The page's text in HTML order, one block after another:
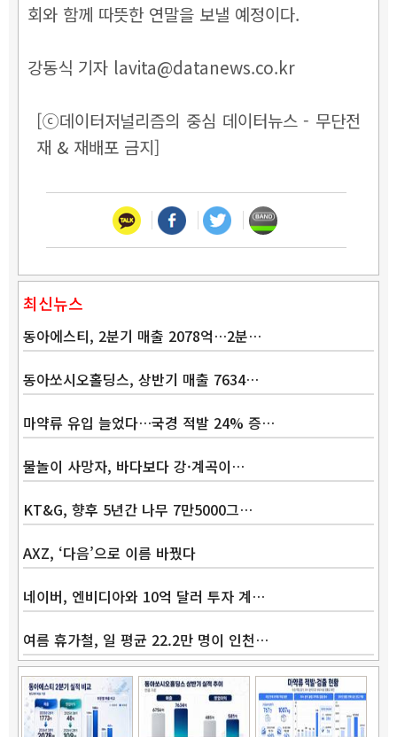
회와 함께 따뜻한 연말을 보낼 예정이다.
강동식 기자 lavita@datanews.co.kr
[ⓒ데이터저널리즘의 중심 데이터뉴스 - 무단전
재 & 재배포 금지]
Band
최신뉴스
동아에스티, 2분기 매출 2078억…2분…
동아쏘시오홀딩스, 상반기 매출 7634…
마약류 유입 늘었다…국경 적발 24% 증…
물놀이 사망자, 바다보다 강·계곡이…
KT&G, 향후 5년간 나무 7만5000그…
AXZ, ‘다음’으로 이름 바꿨다
네이버, 엔비디아와 10억 달러 투자 계…
여름 휴가철, 일 평균 22.2만 명이 인천…